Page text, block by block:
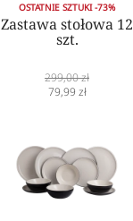
OSTATNIE SZTUKI -73%
Zastawa stołowa 12
szt.
Cena
normalna
299,00 zł
Cena
79,99 zł